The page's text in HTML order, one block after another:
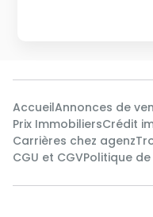
AccueilAnnonces de
Prix ImmobiliersCrédit
Carrières chez agenz
CGU et CGVPolitique